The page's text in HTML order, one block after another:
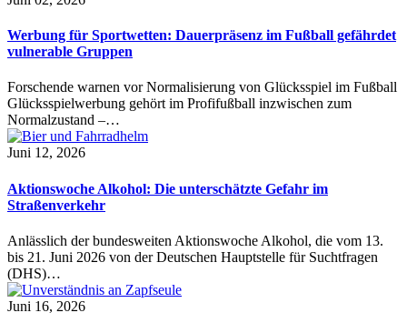
Werbung für Sportwetten: Dauerpräsenz im Fußball gefährdet
vulnerable Gruppen
Forschende warnen vor Normalisierung von Glücksspiel im Fußball
Glücksspielwerbung gehört im Profifußball inzwischen zum
Normalzustand –…
Juni 12, 2026
Aktionswoche Alkohol: Die unterschätzte Gefahr im
Straßenverkehr
Anlässlich der bundesweiten Aktionswoche Alkohol, die vom 13.
bis 21. Juni 2026 von der Deutschen Hauptstelle für Suchtfragen
(DHS)…
Juni 16, 2026